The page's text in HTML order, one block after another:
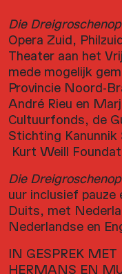
Die
Opera Zuid,
Theater aan het
mede mogelijk
Provincie Noord-
André Rieu en
Cultuurfonds, de
Stichting
Kurt Weill
Die
uur inclusief
Duits, met
Nederlandse en
IN GESPREK MET
HERMANS EN